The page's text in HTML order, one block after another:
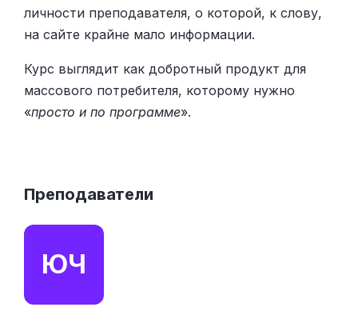
личности преподавателя, о которой, к слову,
на сайте крайне мало информации.
Курс выглядит как добротный продукт для
массового потребителя, которому нужно
«просто и по программе».
Преподаватели
ЮЧ